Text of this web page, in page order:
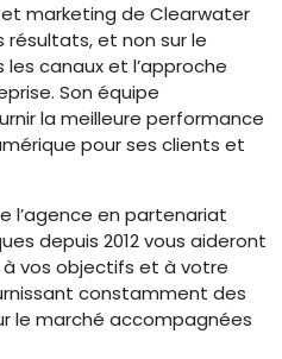
marketing de Clearwater
résultats, et non sur le
canaux et l’approche
Son équipe
la meilleure performance
pour ses clients et
l’agence en partenariat
depuis 2012 vous aideront
vos objectifs et à votre
constamment des
le marché accompagnées